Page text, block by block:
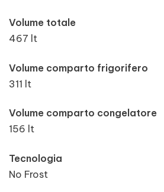
Volume totale
467 lt
Volume comparto frigorifero
311 lt
Volume comparto congelatore
156 lt
Tecnologia
No Frost